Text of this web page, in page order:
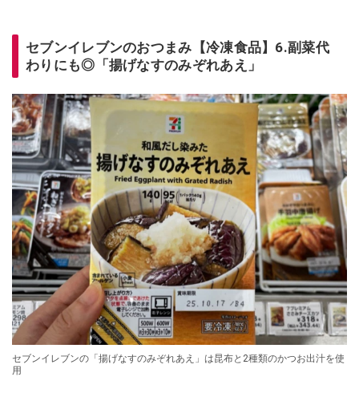
セブンイレブンのおつまみ【冷凍食品】6.副菜代
わりにも◎「揚げなすのみぞれあえ」
セブンイレブンの「揚げなすのみぞれあえ」は昆布と2種類のかつお出汁を使
用